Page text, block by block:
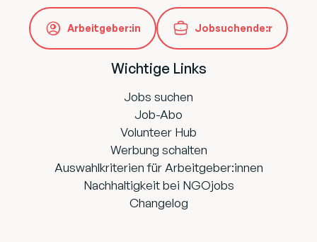
Arbeitgeber:in Jobsuchende:r
Wichtige Links
Jobs suchen
Job-Abo
Volunteer Hub
Werbung schalten
Auswahlkriterien für Arbeitgeber:innen
Nachhaltigkeit bei NGOjobs
Changelog